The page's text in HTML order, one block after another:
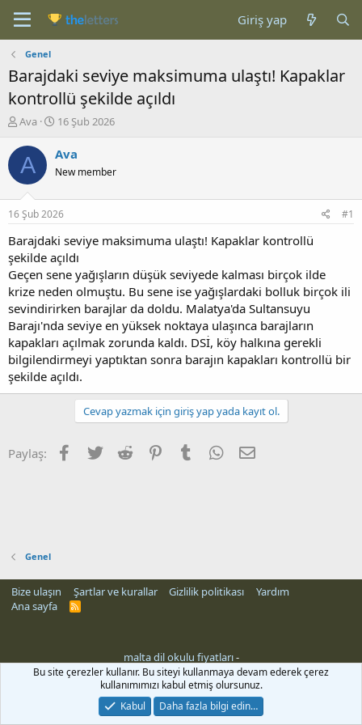
Giriş yap
Genel
Barajdaki seviye maksimuma ulaştı! Kapaklar
kontrollü şekilde açıldı
K
n
b
u
u
b
a
ş
l
a
t
a
n
Ava
B
ş
a
g
ı
ç
a
r
i
h
i
16 Şub 2026
A Ava
New member
16 Şub 2026 #1
Barajdaki seviye maksimuma ulaştı! Kapaklar kontrollü
şekilde açıldı
Geçen sene yağışların düşük seviyede kalması birçok ilde
krize neden olmuştu. Bu sene ise yağışlardaki bolluk birçok ili
sevindirirken barajlar da doldu. Malatya'da Sultansuyu
Barajı'nda seviye en yüksek noktaya ulaşınca barajların
kapakları açılmak zorunda kaldı. DSİ, köy halkına gerekli
bilgilendirmeyi yaptıktan sonra barajın kapakları kontrollü bir
şekilde açıldı.
Cevap yazmak için giriş yap yada kayıt ol.
Paylaş: Facebook
Twitter Reddit PinterestTumblr WhatsApp
Genel
Bize ulaşın Şartlar ve kurallar Gizlilik politikası
Yardım
Ana sayfa
R
malta dil okulu fiyatları-
Bu site çerezler kullanır. Bu siteyi kullanmaya devam ederek çerez
kullanımımızı kabul etmiş olursunuz.
Kabul
Daha fazla bilgi edin…